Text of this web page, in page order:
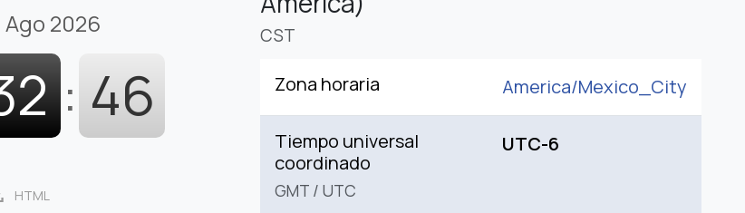
Ago 2026
: 47
HTML
CST
Zona horaria America/Mexico_City
Tiempo universal
coordinado
GMT / UTC
UTC-6